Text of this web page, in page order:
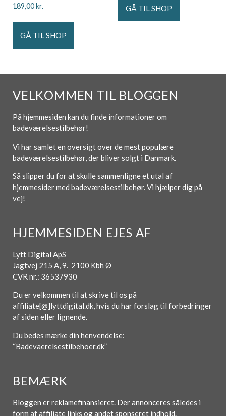
189,00kr.
GÅ TIL SHOP
GÅ TIL SHOP
VELKOMMEN TIL BLOGGEN
På hjemmesiden kan du finde informationer om
badeværelsestilbehør!
Vi har samlet en oversigt over de mest populære
badeværelsestilbehør, der bliver solgt i Danmark.
Så slipper du for at skulle sammenligne et utal af
hjemmesider med badeværelsestilbehør. Vi hjælper dig på
vej!
HJEMMESIDEN EJES AF
Lytt Digital ApS
Jagtvej 215 A, 9. 2100 Kbh Ø
CVR nr.: 36537930
Du er velkommen til at skrive til os på
affiliate[@]lyttdigital.dk, hvis du har forslag til forbedringer
af siden eller lignende.
Du bedes mærke din henvendelse:
“Badevaerelsestilbehoer.dk”
BEMÆRK
Bloggen er reklamefinansieret. Der annonceres således i
form af affiliate links og andet sponseret indhold.